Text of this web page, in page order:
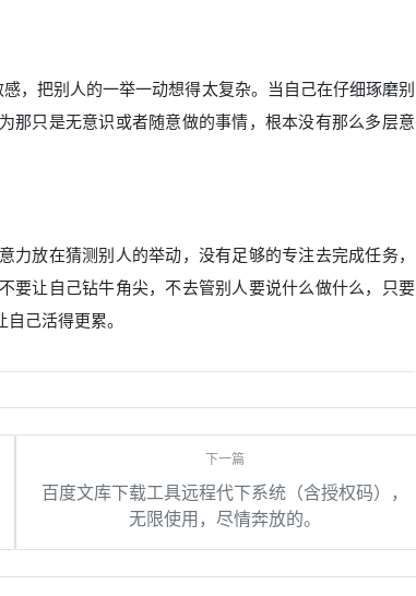
，把别人的一举一动想得太复杂。当自己在仔细琢磨别
那只是无意识或者随意做的事情，根本没有那么多层意
放在猜测别人的举动，没有足够的专注去完成任务，
要让自己钻牛角尖，不去管别人要说什么做什么，只要
己活得更累。
百度文库下载工具远程代下系统（含授权码），
无限使用，尽情奔放的。